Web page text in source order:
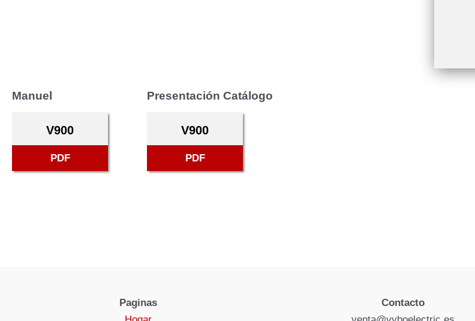
Manuel
V900
PDF
Presentación Catálogo
V900
PDF
Paginas
Contacto